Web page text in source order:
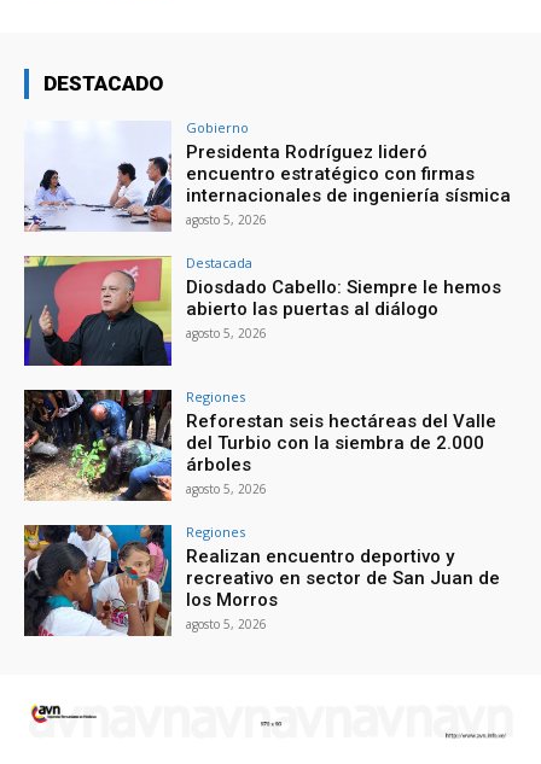
DESTACADO
Gobierno
Presidenta Rodríguez lideró
encuentro estratégico con firmas
internacionales de ingeniería sísmica
agosto 5, 2026
Destacada
Diosdado Cabello: Siempre le hemos
abierto las puertas al diálogo
agosto 5, 2026
Regiones
Reforestan seis hectáreas del Valle
del Turbio con la siembra de 2.000
árboles
agosto 5, 2026
Regiones
Realizan encuentro deportivo y
recreativo en sector de San Juan de
los Morros
agosto 5, 2026